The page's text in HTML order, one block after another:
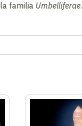
familia Umbelliferae.